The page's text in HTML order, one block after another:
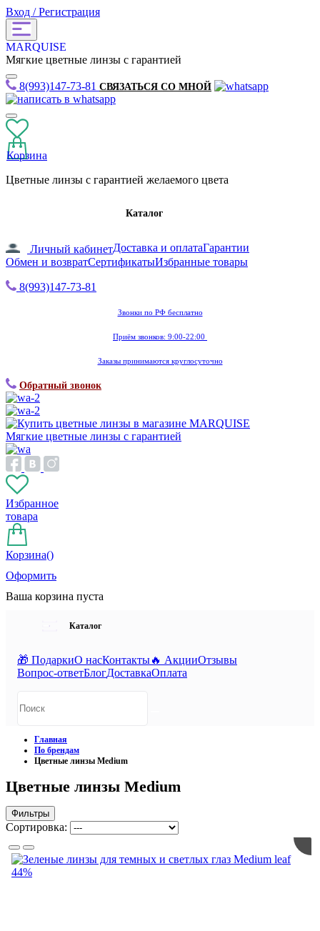
Вход / Регистрация
MARQUISE
Мягкие цветные линзы с гарантией
8(993)147-73-81 СВЯЗАТЬСЯ СО МНОЙ
Корзина
Цветные линзы с гарантией желаемого цвета
Каталог
Личный кабинетДоставка и оплатаГарантии
Обмен и возвратСертификатыИзбранные товары
8(993)147-73-81
Звонки по РФ бесплатно
Приём звонков: 9:00-22:00
Заказы принимаются круглосуточно
Обратный звонок
Мягкие цветные линзы с гарантией
Избранное
товара
Корзина()
Оформить
Ваша корзина пуста
Каталог
🎁 ПодаркиО насКонтакты🔥 АкцииОтзывы
Вопрос-ответБлогДоставкаОплата
Главная
По брендам
Цветные линзы Medium
Цветные линзы Medium
Фильтры
Сортировка:
44%